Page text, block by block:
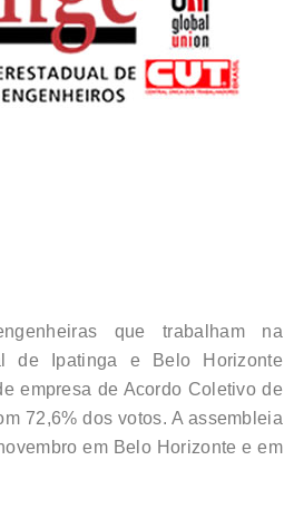
que trabalham na
de Ipatinga e Belo Horizonte
empresa de Acordo Coletivo de
72,6% dos votos. A assembleia
em Belo Horizonte e em